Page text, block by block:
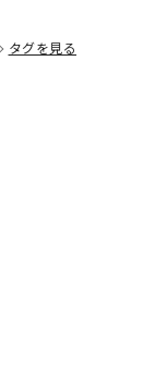
タグを見る